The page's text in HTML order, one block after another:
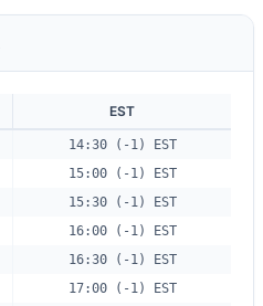
EST
14:30 (-1) EST
15:00 (-1) EST
15:30 (-1) EST
16:00 (-1) EST
16:30 (-1) EST
17:00 (-1) EST